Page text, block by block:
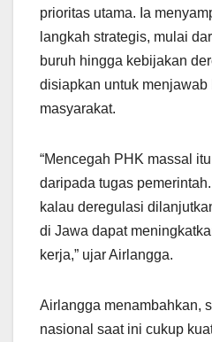
prioritas utama. Ia
langkah strategis, mulai
buruh hingga kebijakan
disiapkan untuk menjawab
masyarakat.
“Mencegah PHK massal
daripada tugas
kalau deregulasi
di Jawa dapat
kerja,” ujar Airlangga.
Airlangga menambahkan,
nasional saat ini cukup